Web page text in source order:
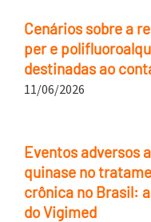
Cenários sobre a
per e
destinadas ao
11/06/2026
Eventos adversos
quinase no
crônica no Brasil:
do Vigimed